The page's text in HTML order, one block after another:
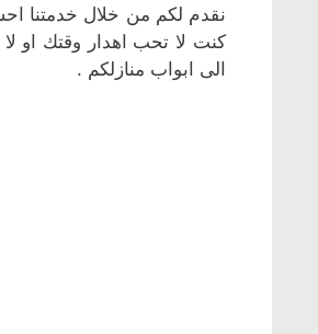
نقدم لكم من خلال خدمتنا
كنت لا تحب اهدار وقتك او
الى ابواب منازلكم .